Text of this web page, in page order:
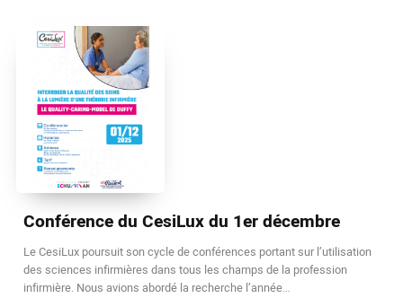
Conférence du CesiLux du 1er décembre
Le CesiLux poursuit son cycle de conférences portant sur l’utilisation
des sciences infirmières dans tous les champs de la profession
infirmière. Nous avions abordé la recherche l’année…